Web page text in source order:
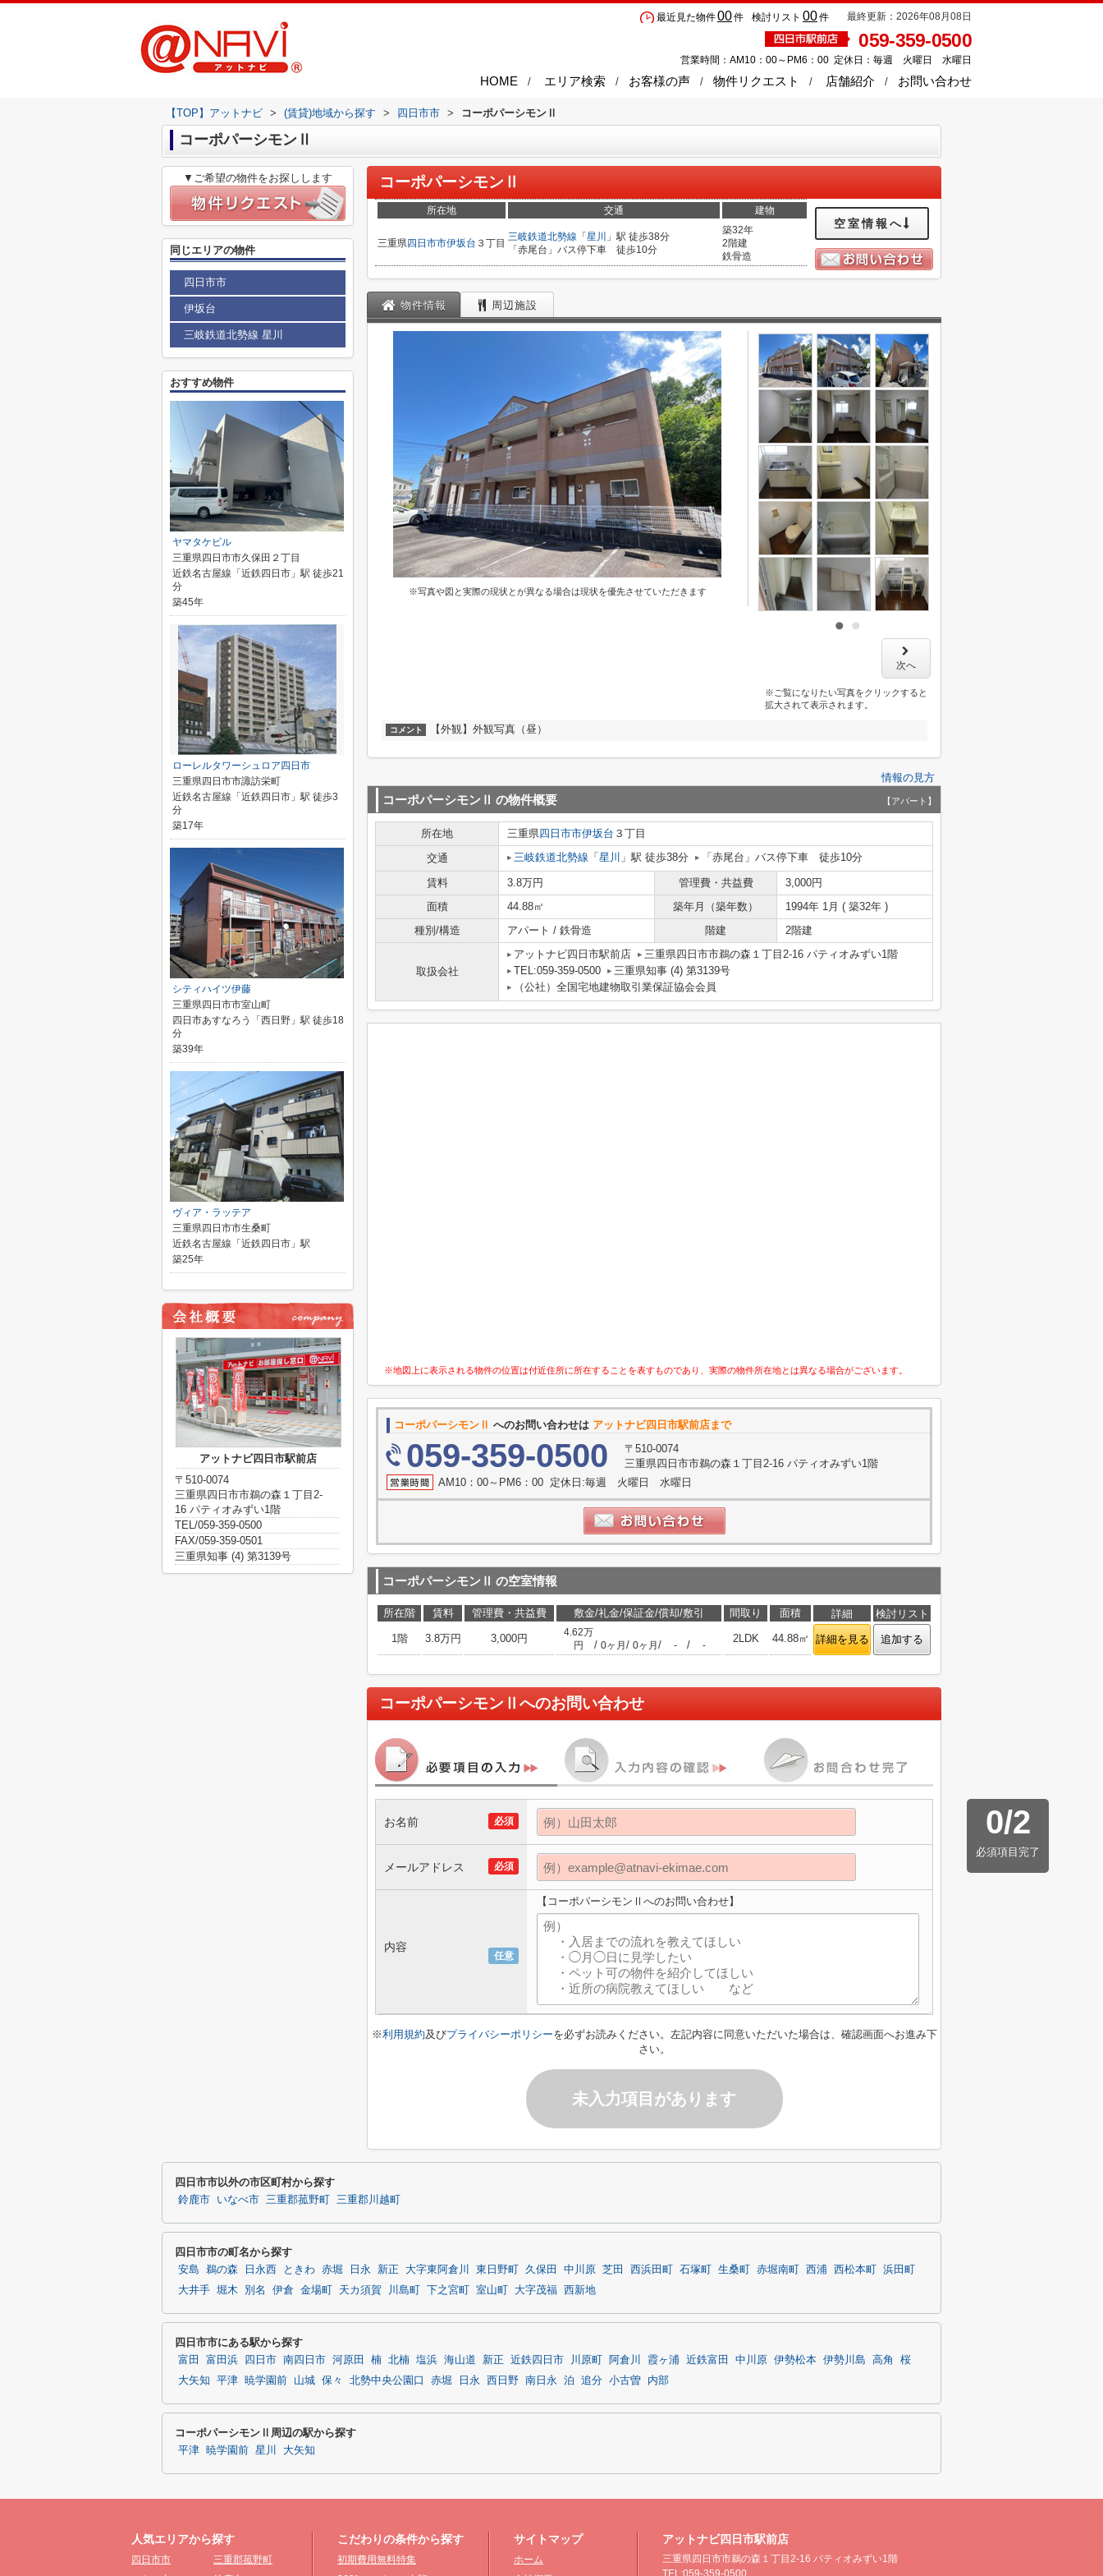
最終更新：2026年08月08日
検討リスト 00件
最近見た物件00件
059-359-0500
営業時間：AM10：00～PM6：00 定休日：毎週 火曜日 水曜日
お問い合わせ
店舗紹介
物件リクエスト
お客様の声
エリア検索
HOME
【TOP】アットナビ > (賃貸)地域から探す > 四日市市 > コーポパーシモンⅡ
コーポパーシモンⅡ
コーポパーシモンⅡ
所在地 交通 建物
三重県四日市市伊坂台 ３丁目
三岐鉄道北勢線 「 星川
」駅 徒歩38分
「赤尾台」バス停下車 徒歩10分
築32年
2階建
鉄骨造
空室情報へ
物件情報 周辺施設
※写真や図と実際の現状とが異なる場合は現状を優先させていただきます
次へ
※ご覧になりたい写真をクリックすると
拡大されて表示されます。
コメント 【外観】外観写真（昼）
情報の見方
コーポパーシモンⅡ の物件概要 【アパート】
所在地 三重県四日市市伊坂台 ３丁目
交通
三岐鉄道北勢線 「 星川 」駅 徒歩38分 「赤尾台」バス停下車 徒歩10分
賃料 3.8万円 管理費・共益費
3,000円
面積
44.88㎡ 築年月（築年数）
1994年 1月 ( 築32年 )
種別/構造
アパート / 鉄骨造 階建 2階建
取扱会社
アットナビ四日市駅前店
三重県四日市市鵜の森１丁目2-16 パティオみずい1階
TEL:059-359-0500
三重県知事 (4) 第3139号
（公社）全国宅地建物取引業保証協会会員
※地図上に表示される物件の位置は付近住所に所在することを表すものであり、実際の物件所在地とは異なる場合がございます。
コーポパーシモンⅡ へのお問い合わせは アットナビ四日市駅前店まで
059-359-0500
〒510-0074
三重県四日市市鵜の森１丁目2-16 パティオみずい1階
AM10：00～PM6：00 定休日:毎週 火曜日 水曜日
コーポパーシモンⅡ の空室情報
所在階 賃料 管理費・共益費 敷金/礼金/保証金/償却/敷引 間取り 面積 詳細
検討リスト
1階
3.8万円 3,000円
4.62万
円
/ 0ヶ月 / 0ヶ月 / - / -
2LDK 44.88㎡ 詳細を見る 追加する
コーポパーシモンⅡ へのお問い合わせ
0/2
必須項目完了
必須
お名前
必須
メールアドレス
任意
内容
【コーポパーシモンⅡへのお問い合わせ】
※利用規約及びプライバシーポリシーを必ずお読みください。左記内容に同意いただいた場合は、確認画面へお進み下
さい。
未入力項目があります
▼ご希望の物件をお探しします
同じエリアの物件
四日市市
伊坂台
三岐鉄道北勢線 星川
おすすめ物件
ヤマタケビル
三重県四日市市久保田２丁目
近鉄名古屋線「近鉄四日市」駅 徒歩21
分
築45年
ローレルタワーシュロア四日市
三重県四日市市諏訪栄町
近鉄名古屋線「近鉄四日市」駅 徒歩3
分
築17年
シティハイツ伊藤
三重県四日市市室山町
四日市あすなろう「西日野」駅 徒歩18
分
築39年
ヴィア・ラッテア
三重県四日市市生桑町
近鉄名古屋線「近鉄四日市」駅
築25年
アットナビ四日市駅前店
〒510-0074
三重県四日市市鵜の森１丁目2-
16 パティオみずい1階
TEL/059-359-0500
FAX/059-359-0501
三重県知事 (4) 第3139号
四日市市以外の市区町村から探す
鈴鹿市 いなべ市 三重郡菰野町 三重郡川越町
四日市市の町名から探す
安島 鵜の森 日永西 ときわ 赤堀 日永 新正 大字東阿倉川 東日野町 久保田 中川原 芝田 西浜田町 石塚町 生桑町 赤堀南町 西浦 西松本町
浜田町
大井手 堀木 別名 伊倉 金場町 天カ須賀 川島町 下之宮町 室山町 大字茂福 西新地
四日市市にある駅から探す
富田 富田浜 四日市 南四日市 河原田 楠 北楠 塩浜 海山道 新正 近鉄四日市 川原町 阿倉川 霞ヶ浦 近鉄富田 中川原 伊勢松本 伊勢川島 高角
桜
大矢知
平津 暁学園前 山城 保々 北勢中央公園口 赤堀 日永 西日野 南日永 泊 追分 小古曽 内部
コーポパーシモンⅡ周辺の駅から探す
平津 暁学園前 星川 大矢知
人気エリアから探す
四日市市
三重郡菰野町
こだわりの条件から探す
初期費用無料特集
サイトマップ
ホーム
アットナビ四日市駅前店
三重県四日市市鵜の森１丁目2-16 パティオみずい1階
TEL:059-359-0500